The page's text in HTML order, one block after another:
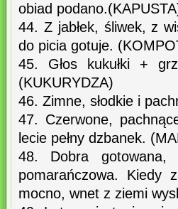
obiad
44. Z jabłek, śliwek, z
do picia gotuje.
45. Głos kukułki +
(KUKURYDZA)
46. Zimne, słodkie i
47. Czerwone,
lecie pełny dzbanek.
48. Dobra
pomarańczowa. Kiedy
mocno, wnet z ziemi